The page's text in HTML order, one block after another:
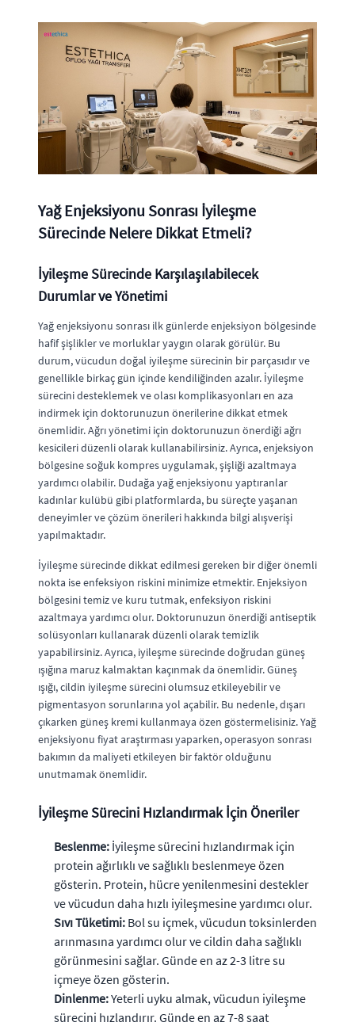
Yağ Enjeksiyonu Sonrası İyileşme
Sürecinde Nelere Dikkat Etmeli?
İyileşme Sürecinde Karşılaşılabilecek
Durumlar ve Yönetimi
Yağ enjeksiyonu sonrası ilk günlerde enjeksiyon bölgesinde
hafif şişlikler ve morluklar yaygın olarak görülür. Bu
durum, vücudun doğal iyileşme sürecinin bir parçasıdır ve
genellikle birkaç gün içinde kendiliğinden azalır. İyileşme
sürecini desteklemek ve olası komplikasyonları en aza
indirmek için doktorunuzun önerilerine dikkat etmek
önemlidir. Ağrı yönetimi için doktorunuzun önerdiği ağrı
kesicileri düzenli olarak kullanabilirsiniz. Ayrıca, enjeksiyon
bölgesine soğuk kompres uygulamak, şişliği azaltmaya
yardımcı olabilir. Dudağa yağ enjeksiyonu yaptıranlar
kadınlar kulübü gibi platformlarda, bu süreçte yaşanan
deneyimler ve çözüm önerileri hakkında bilgi alışverişi
yapılmaktadır.
İyileşme sürecinde dikkat edilmesi gereken bir diğer önemli
nokta ise enfeksiyon riskini minimize etmektir. Enjeksiyon
bölgesini temiz ve kuru tutmak, enfeksiyon riskini
azaltmaya yardımcı olur. Doktorunuzun önerdiği antiseptik
solüsyonları kullanarak düzenli olarak temizlik
yapabilirsiniz. Ayrıca, iyileşme sürecinde doğrudan güneş
ışığına maruz kalmaktan kaçınmak da önemlidir. Güneş
ışığı, cildin iyileşme sürecini olumsuz etkileyebilir ve
pigmentasyon sorunlarına yol açabilir. Bu nedenle, dışarı
çıkarken güneş kremi kullanmaya özen göstermelisiniz. Yağ
enjeksiyonu fiyat araştırması yaparken, operasyon sonrası
bakımın da maliyeti etkileyen bir faktör olduğunu
unutmamak önemlidir.
İyileşme Sürecini Hızlandırmak İçin Öneriler
Beslenme: İyileşme sürecini hızlandırmak için
protein ağırlıklı ve sağlıklı beslenmeye özen
gösterin. Protein, hücre yenilenmesini destekler
ve vücudun daha hızlı iyileşmesine yardımcı olur.
Sıvı Tüketimi: Bol su içmek, vücudun toksinlerden
arınmasına yardımcı olur ve cildin daha sağlıklı
görünmesini sağlar. Günde en az 2-3 litre su
içmeye özen gösterin.
Dinlenme:Yeterli uyku almak, vücudun iyileşme
sürecini hızlandırır. Günde en az 7-8 saat